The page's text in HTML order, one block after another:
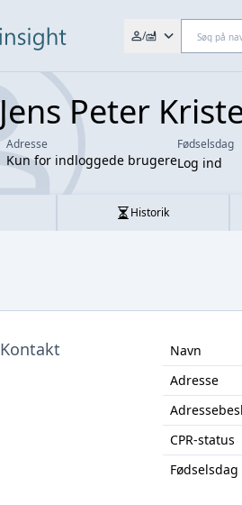
/
Jens Peter
Adresse
Kun for indloggede brugere
Fødselsdag
Log ind
Historik
Kontakt Navn
Adresse
CPR-status
Fødselsdag